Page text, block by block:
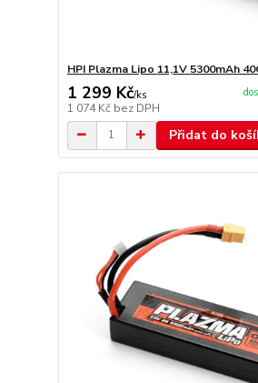
HPI Plazma Lipo 11,1V 5300mAh
1 299 Kč/ks
1 074 Kč bez DPH
Přidat do